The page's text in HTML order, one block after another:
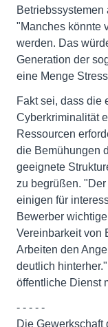
"Manches könnte
werden. Das
Generation der
eine Menge
Fakt sei, dass die
Cyberkriminalität
Ressourcen
die Bemühungen
geeignete
zu begrüßen.
einigen für
Bewerber
Vereinbarkeit von
Arbeiten den
deutlich
öffentliche Dienst
- - - - -
Die Gewerkschaft